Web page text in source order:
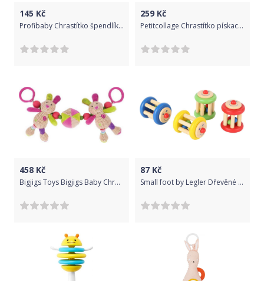
145 Kč
Profibaby Chrastítko špendlík a osmička v krabičce
259 Kč
Petitcollage Chrastítko pískací zajíček růžový
458 Kč
Bigjigs Toys Bigjigs Baby Chrastítko do kočárku králíček Bella
87 Kč
Small foot by Legler Dřevěné chrastítko 1 ks Klaun Červená